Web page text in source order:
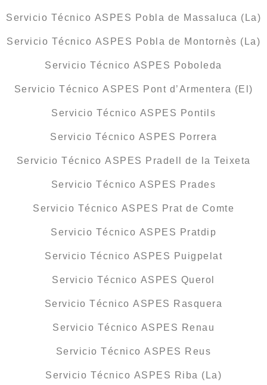
Servicio Técnico ASPES Pobla de Massaluca (La)
Servicio Técnico ASPES Pobla de Montornès (La)
Servicio Técnico ASPES Poboleda
Servicio Técnico ASPES Pont d’Armentera (El)
Servicio Técnico ASPES Pontils
Servicio Técnico ASPES Porrera
Servicio Técnico ASPES Pradell de la Teixeta
Servicio Técnico ASPES Prades
Servicio Técnico ASPES Prat de Comte
Servicio Técnico ASPES Pratdip
Servicio Técnico ASPES Puigpelat
Servicio Técnico ASPES Querol
Servicio Técnico ASPES Rasquera
Servicio Técnico ASPES Renau
Servicio Técnico ASPES Reus
Servicio Técnico ASPES Riba (La)